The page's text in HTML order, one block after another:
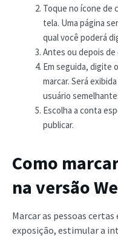
Toque no ícone de
tela. Uma página
qual você poderá
Antes ou depois
Em seguida, digite
marcar. Será
usuário
Escolha a conta
publicar.
Como
na versão
Marcar as pessoas
exposição, estimular a